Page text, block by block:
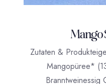
Mango
Zutaten &
Mangopüree*
Branntweinessig